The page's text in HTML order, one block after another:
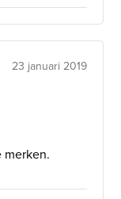
23 januari 2019